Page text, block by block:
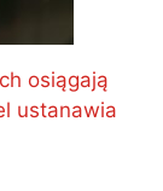
osiągają
ustanawia